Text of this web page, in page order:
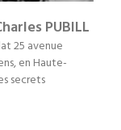
PUBILL
25 avenue
en Haute-
secrets